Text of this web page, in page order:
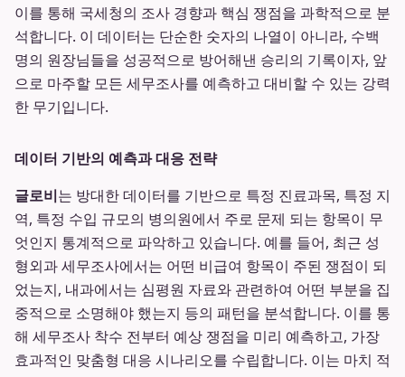
이를 통해 국세청의 조사 경향과 핵심 쟁점을 과학적으로 분
석합니다. 이 데이터는 단순한 숫자의 나열이 아니라, 수백
명의 원장님들을 성공적으로 방어해낸 승리의 기록이자, 앞
으로 마주할 모든 세무조사를 예측하고 대비할 수 있는 강력
한 무기입니다.
데이터 기반의 예측과 대응 전략
글로비는 방대한 데이터를 기반으로 특정 진료과목, 특정 지
역, 특정 수입 규모의 병의원에서 주로 문제 되는 항목이 무
엇인지 통계적으로 파악하고 있습니다. 예를 들어, 최근 성
형외과 세무조사에서는 어떤 비급여 항목이 주된 쟁점이 되
었는지, 내과에서는 심평원 자료와 관련하여 어떤 부분을 집
중적으로 소명해야 했는지 등의 패턴을 분석합니다. 이를 통
해 세무조사 착수 전부터 예상 쟁점을 미리 예측하고, 가장
효과적인 맞춤형 대응 시나리오를 수립합니다. 이는 마치 적